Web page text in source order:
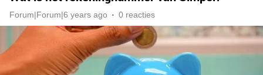
Forum|Forum|6 years ago 0 reacties